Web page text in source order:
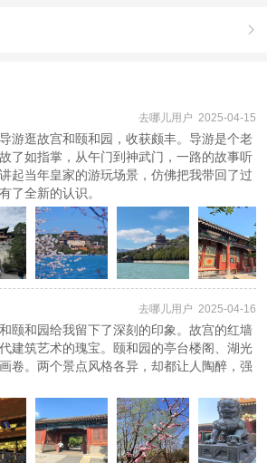

等）前，请务必仔细阅读
旅游文明公约，使您的旅程顺利圆满完成，
全手册》 ，请您认真阅读并切实遵守。
去哪儿用户 2025-04-15
游逛故宫和颐和园，收获颇丰。导游是个老
了如指掌，从午门到神武门，一路的故事听
起当年皇家的游玩场景，仿佛把我带回了过
了全新的认识。
去哪儿用户 2025-04-16
颐和园给我留下了深刻的印象。故宫的红墙
建筑艺术的瑰宝。颐和园的亭台楼阁、湖光
卷。两个景点风格各异，却都让人陶醉，强